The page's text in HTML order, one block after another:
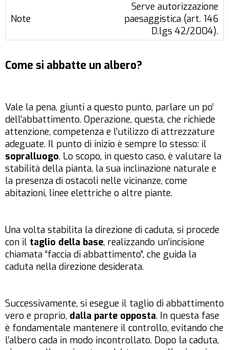
Serve autorizzazione
paesaggistica (art. 146
D.lgs 42/2004).
Come si abbatte un albero?
Vale la pena, giunti a questo punto, parlare un po’
dell’abbattimento. Operazione, questa, che richiede
attenzione, competenza e l’utilizzo di attrezzature
adeguate. Il punto di inizio è sempre lo stesso: il
sopralluogo. Lo scopo, in questo caso, è valutare la
stabilità della pianta, la sua inclinazione naturale e
la presenza di ostacoli nelle vicinanze, come
abitazioni, linee elettriche o altre piante.
Una volta stabilita la direzione di caduta, si procede
con il taglio della base, realizzando un’incisione
chiamata “faccia di abbattimento”, che guida la
caduta nella direzione desiderata.
Successivamente, si esegue il taglio di abbattimento
vero e proprio, dalla parte opposta. In questa fase
è fondamentale mantenere il controllo, evitando che
l’albero cada in modo incontrollato. Dopo la caduta,